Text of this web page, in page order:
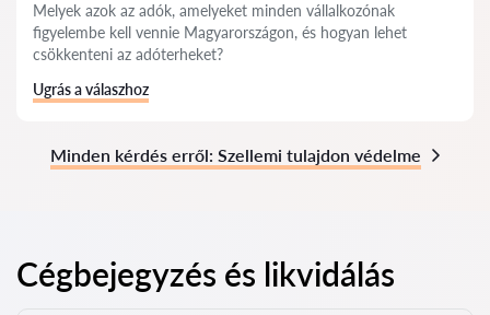
Melyek azok az adók, amelyeket minden vállalkozónak
figyelembe kell vennie Magyarországon, és hogyan lehet
csökkenteni az adóterheket?
Ugrás a válaszhoz
Minden kérdés erről: Szellemi tulajdon védelme
Cégbejegyzés és likvidálás